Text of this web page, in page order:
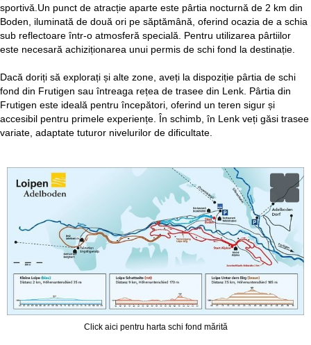
sportivă.Un punct de atracție aparte este pârtia nocturnă de 2 km din
Boden, iluminată de două ori pe săptămână, oferind ocazia de a schia
sub reflectoare într-o atmosferă specială. Pentru utilizarea pârtiilor
este necesară achiziționarea unui permis de schi fond la destinație.
Dacă doriți să explorați și alte zone, aveți la dispoziție pârtia de schi
fond din Frutigen sau întreaga rețea de trasee din Lenk. Pârtia din
Frutigen este ideală pentru începători, oferind un teren sigur și
accesibil pentru primele experiențe. În schimb, în Lenk veți găsi trasee
variate, adaptate tuturor nivelurilor de dificultate.
Click aici pentru harta schi fond mărită